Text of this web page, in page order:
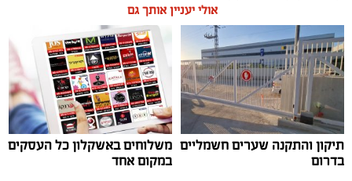
אולי יעניין אותך גם
תיקון והתקנה שערים חשמליים
בדרום
משלוחים באשקלון כל העסקים
במקום אחד